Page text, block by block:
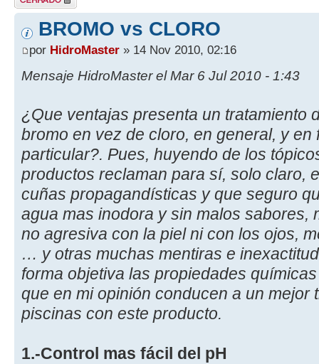
BROMO vs CLORO
por HidroMaster » 14 Nov 2010, 02:16
Mensaje HidroMaster el Mar 6 Jul 2010 - 1:43
¿Que ventajas presenta un tratamiento
bromo en vez de cloro, en general, y en
particular?. Pues, huyendo de los
productos reclaman para sí, solo claro,
cuñas propagandísticas y que seguro
agua mas inodora y sin malos sabores,
no agresiva con la piel ni con los ojos,
… y otras muchas mentiras e
forma objetiva las propiedades
que en mi opinión conducen a un mejor
piscinas con este producto.
1.-Control mas fácil del pH